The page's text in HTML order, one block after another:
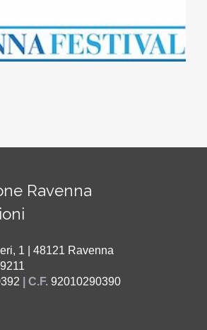
Ravenna
1 | 48121 Ravenna
| C.F. 92010290390